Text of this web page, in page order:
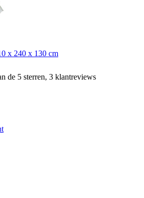
x 240 x 130 cm
de 5 sterren, 3 klantreviews